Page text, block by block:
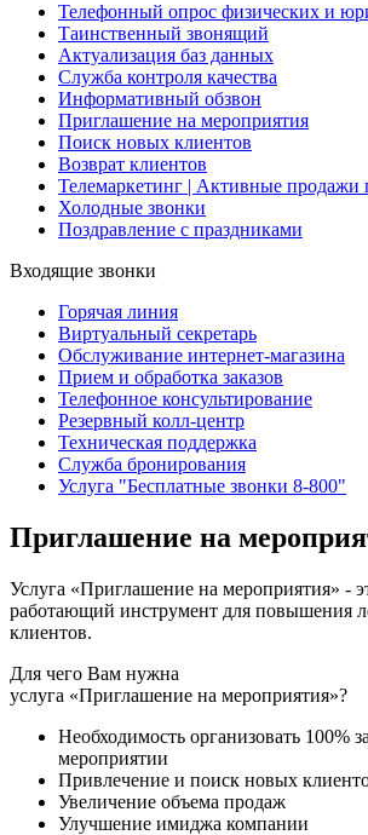
Телефонный опрос физических и
Таинственный звонящий
Актуализация баз данных
Служба контроля качества
Информативный обзвон
Приглашение на мероприятия
Поиск новых клиентов
Возврат клиентов
Телемаркетинг | Активные продажи
Холодные звонки
Поздравление с праздниками
Входящие звонки
Горячая линия
Виртуальный секретарь
Обслуживание интернет-магазина
Прием и обработка заказов
Телефонное консультирование
Резервный колл-центр
Техническая поддержка
Служба бронирования
Услуга "Бесплатные звонки 8-800"
Приглашение на
Услуга «Приглашение на мероприятия» -
работающий инструмент для повышения
клиентов.
Для чего Вам нужна
услуга «Приглашение на мероприятия»?
Необходимость организовать 100%
мероприятии
Привлечение и поиск новых
Увеличение объема продаж
Улучшение имиджа компании